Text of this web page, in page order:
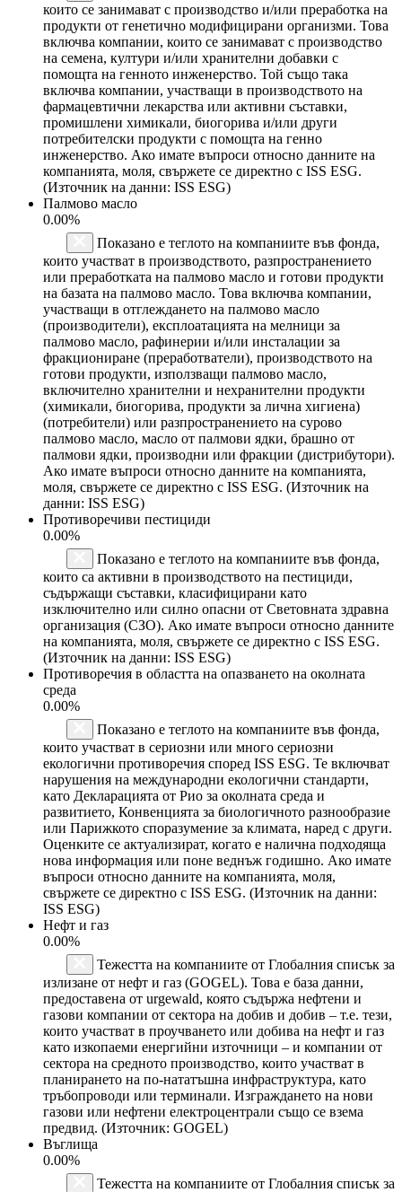
които се занимават с производство и/или преработка на
продукти от генетично модифицирани организми. Това
включва компании, които се занимават с производство
на семена, култури и/или хранителни добавки с
помощта на генното инженерство. Той също така
включва компании, участващи в производството на
фармацевтични лекарства или активни съставки,
промишлени химикали, биогорива и/или други
потребителски продукти с помощта на генно
инженерство. Ако имате въпроси относно данните на
компанията, моля, свържете се директно с ISS ESG.
(Източник на данни: ISS ESG)
Палмово масло
0.00%
Показано е теглото на компаниите във фонда,
които участват в производството, разпространението
или преработката на палмово масло и готови продукти
на базата на палмово масло. Това включва компании,
участващи в отглеждането на палмово масло
(производители), експлоатацията на мелници за
палмово масло, рафинерии и/или инсталации за
фракциониране (преработватели), производството на
готови продукти, използващи палмово масло,
включително хранителни и нехранителни продукти
(химикали, биогорива, продукти за лична хигиена)
(потребители) или разпространението на сурово
палмово масло, масло от палмови ядки, брашно от
палмови ядки, производни или фракции (дистрибутори).
Ако имате въпроси относно данните на компанията,
моля, свържете се директно с ISS ESG. (Източник на
данни: ISS ESG)
Противоречиви пестициди
0.00%
Показано е теглото на компаниите във фонда,
които са активни в производството на пестициди,
съдържащи съставки, класифицирани като
изключително или силно опасни от Световната здравна
организация (СЗО). Ако имате въпроси относно данните
на компанията, моля, свържете се директно с ISS ESG.
(Източник на данни: ISS ESG)
Противоречия в областта на опазването на околната
среда
0.00%
Показано е теглото на компаниите във фонда,
които участват в сериозни или много сериозни
екологични противоречия според ISS ESG. Те включват
нарушения на международни екологични стандарти,
като Декларацията от Рио за околната среда и
развитието, Конвенцията за биологичното разнообразие
или Парижкото споразумение за климата, наред с други.
Оценките се актуализират, когато е налична подходяща
нова информация или поне веднъж годишно. Ако имате
въпроси относно данните на компанията, моля,
свържете се директно с ISS ESG. (Източник на данни:
ISS ESG)
Нефт и газ
0.00%
Тежестта на компаниите от Глобалния списък за
излизане от нефт и газ (GOGEL). Това е база данни,
предоставена от urgewald, която съдържа нефтени и
газови компании от сектора на добив и добив – т.е. тези,
които участват в проучването или добива на нефт и газ
като изкопаеми енергийни източници – и компании от
сектора на средното производство, които участват в
планирането на по-нататъшна инфраструктура, като
тръбопроводи или терминали. Изграждането на нови
газови или нефтени електроцентрали също се взема
предвид. (Източник: GOGEL)
Въглища
0.00%
Тежестта на компаниите от Глобалния списък за